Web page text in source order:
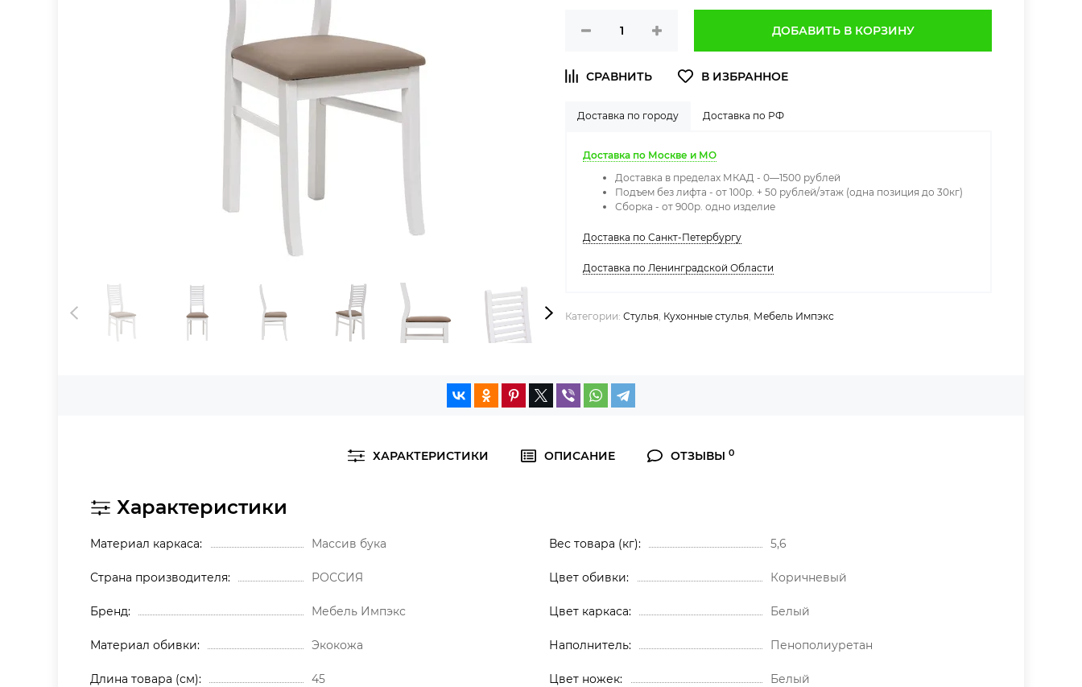
ДОБАВИТЬ В КОРЗИНУ
Доставка по городу Доставка по РФ
Доставка по Москве и МО
Доставка в пределах МКАД - 0—1500 рублей
Подъем без лифта - от 100р. + 50 рублей/этаж (одна позиция до 30кг)
Сборка - от 900р. одно изделие
Доставка по Санкт-Петербургу
Доставка по Ленинградской Области
Категории: Стулья Кухонные стулья Мебель Импэкс
ХАРАКТЕРИСТИКИ ОПИСАНИЕ ОТЗЫВЫ 0
Характеристики
Материал каркаса Массив бука
Страна производителя РОССИЯ
Бренд Мебель Импэкс
Материал обивки Экокожа
Длина товара (см) 45
Вес товара (кг) 5,6
Цвет обивки Коричневый
Цвет каркаса Белый
Наполнитель Пенополиуретан
Цвет ножек Белый